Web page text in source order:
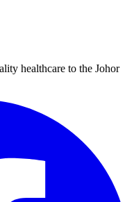
healthcare to the Johor